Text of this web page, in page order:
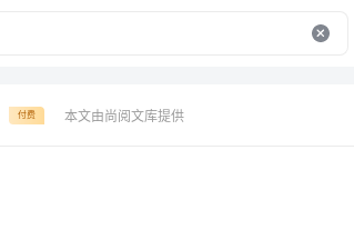
付费 本文由尚阅文库提供